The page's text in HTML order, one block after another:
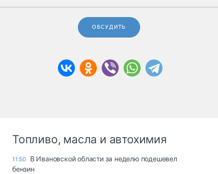
ОБСУДИТЬ
Топливо, масла и автохимия
11:50
В Ивановской области за неделю подешевел
бензин